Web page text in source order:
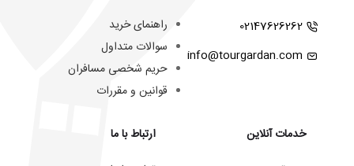
02147626262
info@tourgardan.com
خدمات آنلاین
راهنمای خرید
سوالات متداول
حریم شخصی مسافران
قوانین و مقررات
ارتباط با ما